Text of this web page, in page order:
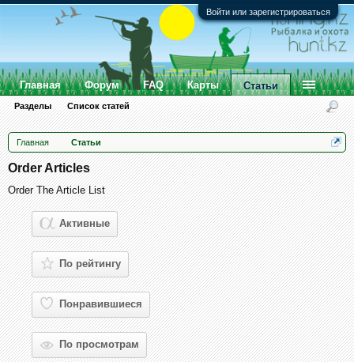
Войти или зарегистрироваться
Главная Статьи
Order Articles
Order The Article List
Активные
По рейтингу
Понравившиеся
По просмотрам
Главная Форум FAQ Карты Статьи
Разделы Список статей